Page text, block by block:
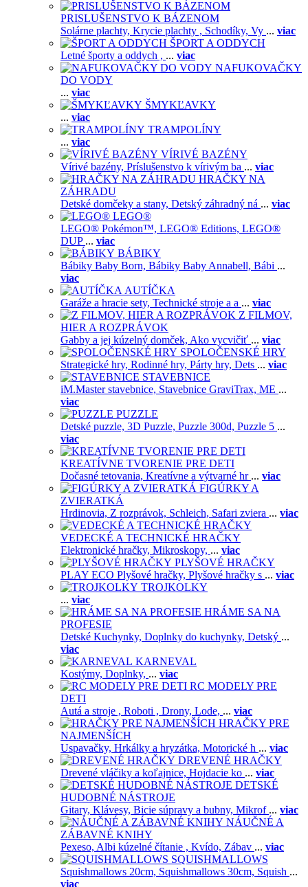
PRISLUŠENSTVO K BÁZENOM
Solárne plachty, Krycie plachty , Schodíky, Vy ... viac
ŠPORT A ODDYCH
Letné športy a oddych , ... viac
NAFUKOVAČKY
DO VODY
... viac
ŠMYKĽAVKY
... viac
TRAMPOLÍNY
... viac
VÍRIVÉ BAZÉNY
Vírivé bazény, Príslušenstvo k vírivým ba ... viac
HRAČKY NA
ZÁHRADU
Detské domčeky a stany, Detský záhradný ná ... viac
LEGO®
LEGO® Pokémon™, LEGO® Editions, LEGO®
DUP ... viac
BÁBIKY
Bábiky Baby Born, Bábiky Baby Annabell, Bábi ...
viac
AUTÍČKA
Garáže a hracie sety, Technické stroje a a ... viac
Z FILMOV,
HIER A ROZPRÁVOK
Gabby a jej kúzelný domček, Ako vycvičiť ... viac
SPOLOČENSKÉ HRY
Strategické hry, Rodinné hry, Párty hry, Dets ... viac
STAVEBNICE
iM.Master stavebnice, Stavebnice GraviTrax, ME ...
viac
PUZZLE
Detské puzzle, 3D Puzzle, Puzzle 300d, Puzzle 5 ...
viac
KREATÍVNE TVORENIE PRE DETI
Dočasné tetovania, Kreatívne a výtvarné hr ... viac
FIGÚRKY A
ZVIERATKÁ
Hrdinovia, Z rozprávok, Schleich, Safari zviera ... viac
VEDECKÉ A TECHNICKÉ HRAČKY
Elektronické hračky, Mikroskopy, ... viac
PLYŠOVÉ HRAČKY
PLAY ECO Plyšové hračky, Plyšové hračky s ... viac
TROJKOLKY
... viac
HRÁME SA NA
PROFESIE
Detské Kuchynky, Doplnky do kuchynky, Detský ...
viac
KARNEVAL
Kostýmy, Doplnky, ... viac
RC MODELY PRE
DETI
Autá a stroje , Roboti , Drony, Lode, ... viac
HRAČKY PRE
NAJMENŠÍCH
Uspavačky, Hrkálky a hryzátka, Motorické h ... viac
DREVENÉ HRAČKY
Drevené vláčiky a koľajnice, Hojdacie ko ... viac
DETSKÉ
HUDOBNÉ NÁSTROJE
Gitary, Klávesy, Bicie súpravy a bubny, Mikrof ... viac
NÁUČNÉ A
ZÁBAVNÉ KNIHY
Pexeso, Albi kúzelné čítanie , Kvído, Zábav ... viac
SQUISHMALLOWS
Squishmallows 20cm, Squishmallows 30cm, Squish ...
viac